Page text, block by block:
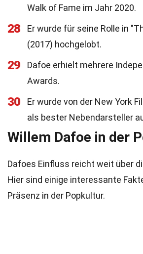
Walk of Fame im Jahr 2020.
28
Er wurde für seine Rolle in
(2017) hochgelobt.
29
Dafoe erhielt mehrere
Awards.
30
Er wurde von der New York
als bester Nebendarsteller
Willem Dafoe in der
Dafoes Einfluss reicht weit über
Hier sind einige interessante
Präsenz in der Popkultur.